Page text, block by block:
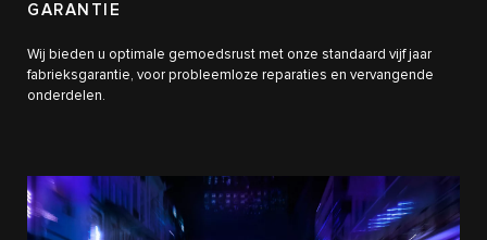
GARANTIE
Wij bieden u optimale gemoedsrust met onze standaard vijf jaar
fabrieksgarantie, voor probleemloze reparaties en vervangende
onderdelen.